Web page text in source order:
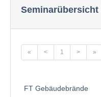
Seminarübersicht
« < 1 > »
FT Gebäudebrände